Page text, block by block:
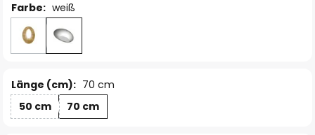
Farbe: weiß
Länge (cm): 70 cm
50 cm
70 cm